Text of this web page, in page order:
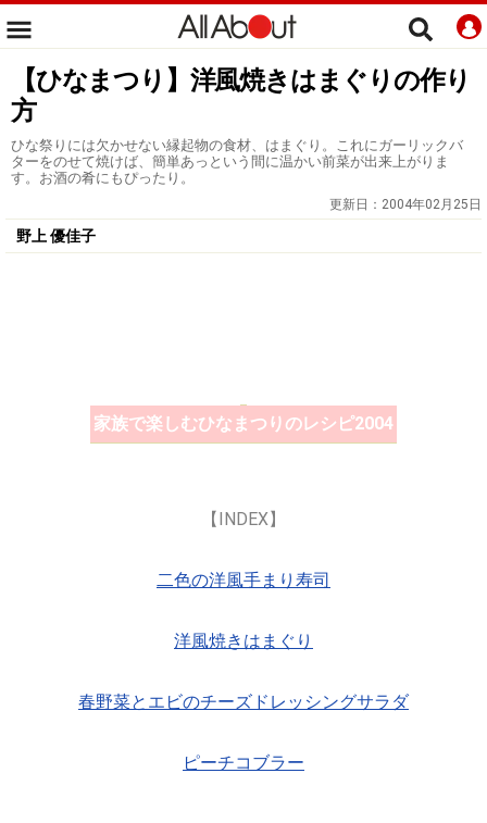
【ひなまつり】洋風焼きはまぐりの作り
方
ひな祭りには欠かせない縁起物の食材、はまぐり。これにガーリックバ
ターをのせて焼けば、簡単あっという間に温かい前菜が出来上がりま
す。お酒の肴にもぴったり。
更新日： 2004年02月25日
野上 優佳子
家族で楽しむひなまつりのレシピ2004
【INDEX】
二色の洋風手まり寿司
洋風焼きはまぐり
春野菜とエビのチーズドレッシングサラダ
ピーチコブラー